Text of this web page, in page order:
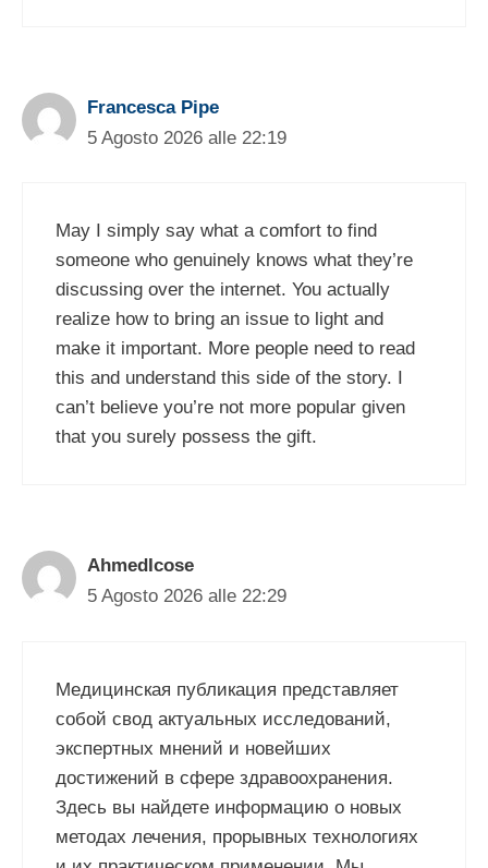
Francesca Pipe
5 Agosto 2026 alle 22:19
May I simply say what a comfort to find
someone who genuinely knows what they’re
discussing over the internet. You actually
realize how to bring an issue to light and
make it important. More people need to read
this and understand this side of the story. I
can’t believe you’re not more popular given
that you surely possess the gift.
AhmedIcose
5 Agosto 2026 alle 22:29
Медицинская публикация представляет
собой свод актуальных исследований,
экспертных мнений и новейших
достижений в сфере здравоохранения.
Здесь вы найдете информацию о новых
методах лечения, прорывных технологиях